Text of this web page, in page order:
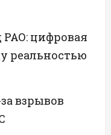
цифровая
реальностью
взрывов